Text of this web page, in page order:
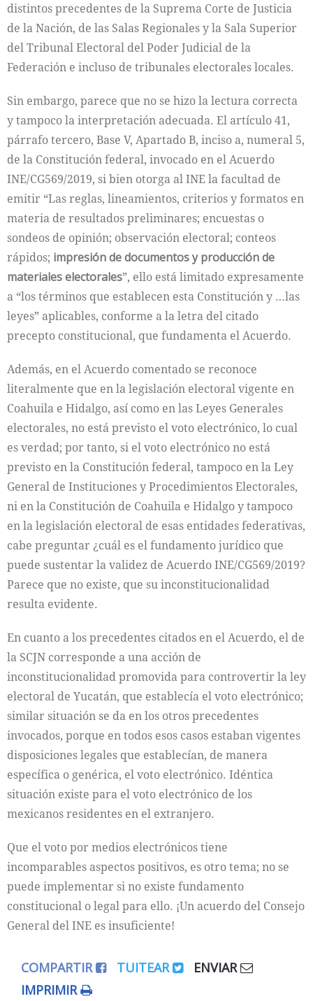
distintos precedentes de la Suprema Corte de Justicia
de la Nación, de las Salas Regionales y la Sala Superior
del Tribunal Electoral del Poder Judicial de la
Federación e incluso de tribunales electorales locales.
Sin embargo, parece que no se hizo la lectura correcta
y tampoco la interpretación adecuada. El artículo 41,
párrafo tercero, Base V, Apartado B, inciso a, numeral 5,
de la Constitución federal, invocado en el Acuerdo
INE/CG569/2019, si bien otorga al INE la facultad de
emitir “Las reglas, lineamientos, criterios y formatos en
materia de resultados preliminares; encuestas o
sondeos de opinión; observación electoral; conteos
rápidos; impresión de documentos y producción de
materiales electorales”, ello está limitado expresamente
a “los términos que establecen esta Constitución y …las
leyes” aplicables, conforme a la letra del citado
precepto constitucional, que fundamenta el Acuerdo.
Además, en el Acuerdo comentado se reconoce
literalmente que en la legislación electoral vigente en
Coahuila e Hidalgo, así como en las Leyes Generales
electorales, no está previsto el voto electrónico, lo cual
es verdad; por tanto, si el voto electrónico no está
previsto en la Constitución federal, tampoco en la Ley
General de Instituciones y Procedimientos Electorales,
ni en la Constitución de Coahuila e Hidalgo y tampoco
en la legislación electoral de esas entidades federativas,
cabe preguntar ¿cuál es el fundamento jurídico que
puede sustentar la validez de Acuerdo INE/CG569/2019?
Parece que no existe, que su inconstitucionalidad
resulta evidente.
En cuanto a los precedentes citados en el Acuerdo, el de
la SCJN corresponde a una acción de
inconstitucionalidad promovida para controvertir la ley
electoral de Yucatán, que establecía el voto electrónico;
similar situación se da en los otros precedentes
invocados, porque en todos esos casos estaban vigentes
disposiciones legales que establecían, de manera
específica o genérica, el voto electrónico. Idéntica
situación existe para el voto electrónico de los
mexicanos residentes en el extranjero.
Que el voto por medios electrónicos tiene
incomparables aspectos positivos, es otro tema; no se
puede implementar si no existe fundamento
constitucional o legal para ello. ¡Un acuerdo del Consejo
General del INE es insuficiente!
COMPARTIR TUITEAR
ENVIAR
IMPRIMIR